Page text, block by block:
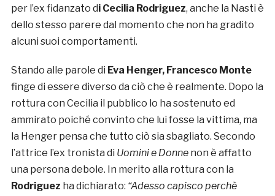
per l’ex fidanzato di Cecilia Rodriguez, anche la Nasti è
dello stesso parere dal momento che non ha gradito
alcuni suoi comportamenti.
Stando alle parole di Eva Henger, Francesco Monte
finge di essere diverso da ciò che è realmente. Dopo la
rottura con Cecilia il pubblico lo ha sostenuto ed
ammirato poiché convinto che lui fosse la vittima, ma
la Henger pensa che tutto ciò sia sbagliato. Secondo
l’attrice l’ex tronista di Uomini e Donnenon è affatto
una persona debole. In merito alla rottura con la
Rodriguez ha dichiarato: “Adesso capisco perchè